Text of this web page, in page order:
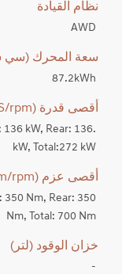
نظام القيادة
AWD
سعة المحرك (سي
87.2kWh
أقصى قدرة (PS/rpm) / (kW)
136 kW, Rear: 136.
kW, Total:272 kW
أقصى عزم (kg.m/rpm) / (Nm)
350 Nm, Rear: 350
Nm, Total: 700 Nm
خزان الوقود (لتر)
-